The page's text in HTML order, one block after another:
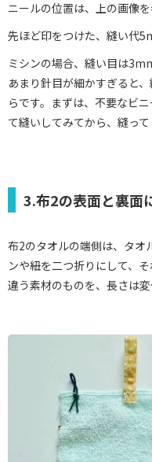
ニールの位置は、上の画像を
先ほど印をつけた、縫い代
ミシンの場合、縫い目は
あまり針目が細かすぎると
らです。まずは、不要なビ
て縫いしてみてから、縫って
3.布2の表面と裏面
布2のタオルの端側は、タオ
ンや紐を二つ折りにして、
違う素材のものを、長さは